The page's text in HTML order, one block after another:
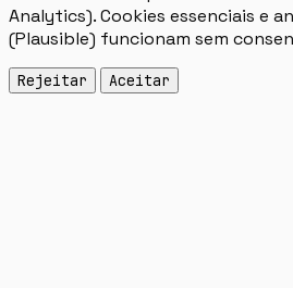
Analytics). Cookies essenciais e
(Plausible) funcionam sem
Rejeitar Aceitar